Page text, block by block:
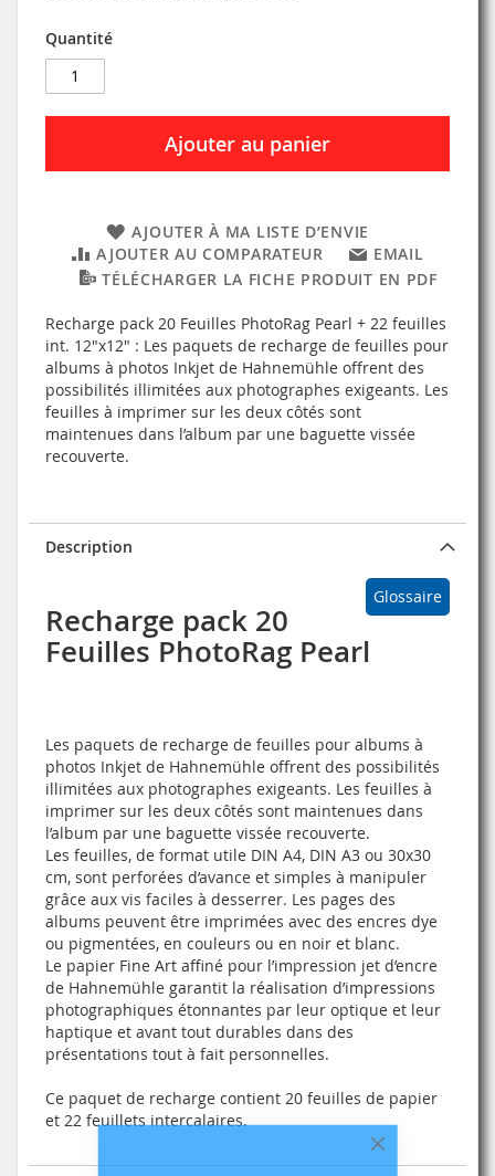
Fermer
Quantité
Ajouter au panier
AJOUTER À MA LISTE D’ENVIE
AJOUTER AU COMPARATEUR
EMAIL
TÉLÉCHARGER LA FICHE PRODUIT EN PDF
Recharge pack 20 Feuilles PhotoRag Pearl + 22 feuilles
int. 12"x12" : Les paquets de recharge de feuilles pour
albums à photos Inkjet de Hahnemühle offrent des
possibilités illimitées aux photographes exigeants. Les
feuilles à imprimer sur les deux côtés sont
maintenues dans l’album par une baguette vissée
recouverte.
Description
Glossaire
Recharge pack 20
Feuilles PhotoRag Pearl
Les paquets de recharge de feuilles pour albums à
photos Inkjet de Hahnemühle offrent des possibilités
illimitées aux photographes exigeants. Les feuilles à
imprimer sur les deux côtés sont maintenues dans
l’album par une baguette vissée recouverte.
Les feuilles, de format utile DIN A4, DIN A3 ou 30x30
cm, sont perforées d’avance et simples à manipuler
grâce aux vis faciles à desserrer. Les pages des
albums peuvent être imprimées avec des encres dye
ou pigmentées, en couleurs ou en noir et blanc.
Le papier Fine Art affiné pour l’impression jet d’encre
de Hahnemühle garantit la réalisation d’impressions
photographiques étonnantes par leur optique et leur
haptique et avant tout durables dans des
présentations tout à fait personnelles.
Ce paquet de recharge contient 20 feuilles de papier
et 22 feuillets intercalaires.